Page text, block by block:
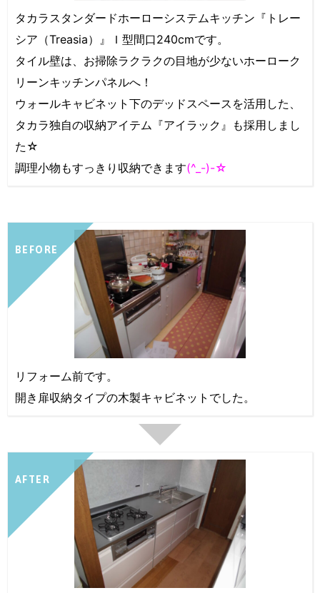
タカラスタンダードホーローシステムキッチン『トレー
シア（Treasia）』Ｉ型間口240cmです。
タイル壁は、お掃除ラクラクの目地が少ないホーローク
リーンキッチンパネルへ！
ウォールキャビネット下のデッドスペースを活用した、
タカラ独自の収納アイテム『アイラック』も採用しまし
た☆
調理小物もすっきり収納できます(^_-)-☆
BEFORE
リフォーム前です。
開き扉収納タイプの木製キャビネットでした。
AFTER